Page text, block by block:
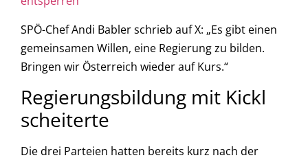
SPÖ-Chef Andi Babler schrieb auf X: „Es gibt einen
gemeinsamen Willen, eine Regierung zu bilden.
Bringen wir Österreich wieder auf Kurs.“
Regierungsbildung mit Kickl
scheiterte
Die drei Parteien hatten bereits kurz nach der